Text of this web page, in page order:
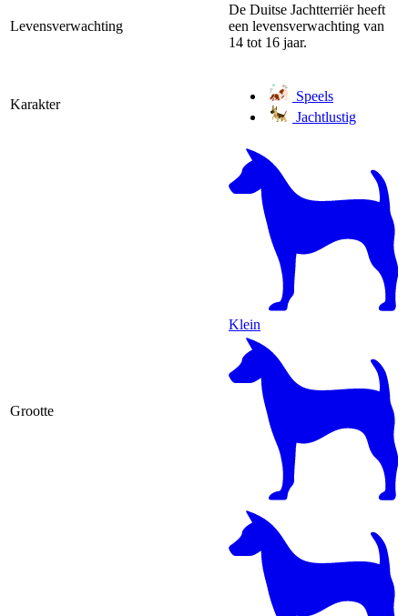
Levensverwachting
De Duitse Jachtterriër heeft
een levensverwachting van
14 tot 16 jaar.
Karakter
Speels
Jachtlustig
Grootte
Klein